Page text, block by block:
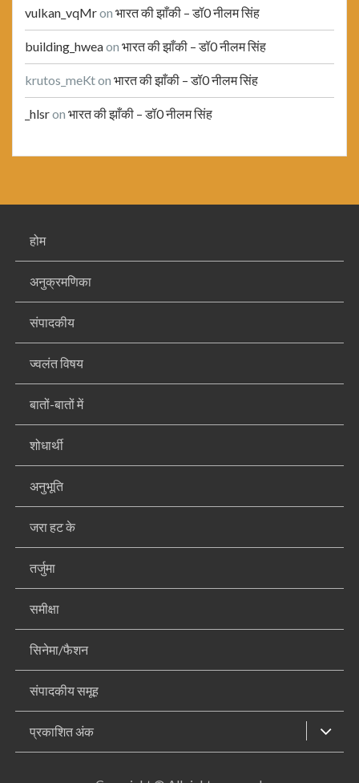
vulkan_vqMron भारत की झाँकी – डॉ0 नीलम सिंह
building_hweaon भारत की झाँकी – डॉ0 नीलम सिंह
krutos_meKton भारत की झाँकी – डॉ0 नीलम सिंह
_hlsron भारत की झाँकी – डॉ0 नीलम सिंह
होम
अनुक्रमणिका
संपादकीय
ज्वलंत विषय
बातों-बातों में
शोधार्थी
अनुभूति
जरा हट के
तर्जुमा
समीक्षा
सिनेमा/फैशन
संपादकीय समूह
प्रकाशित अंक